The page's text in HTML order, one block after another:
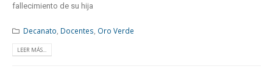
fallecimiento de su hija
Decanato, Docentes, Oro Verde
LEER MÁS...